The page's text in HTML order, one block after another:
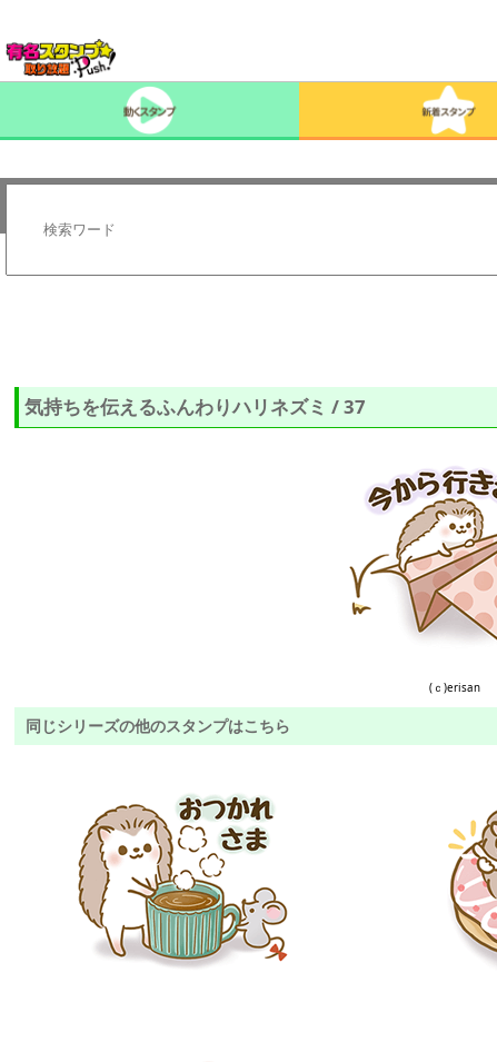
気持ちを伝えるふんわりハリネズミ / 37
(ｃ)erisan
同じシリーズの他のスタンプはこちら